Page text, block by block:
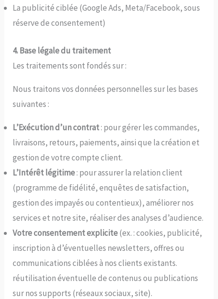
La publicité ciblée (Google Ads, Meta/Facebook, sous
réserve de consentement)
4. Base légale du traitement
Les traitements sont fondés sur :
Nous traitons vos données personnelles sur les bases
suivantes :
L’Exécution d’un contrat: pour gérer les commandes,
livraisons, retours, paiements, ainsi que la création et
gestion de votre compte client.
L’Intérêt légitime: pour assurer la relation client
(programme de fidélité, enquêtes de satisfaction,
gestion des impayés ou contentieux), améliorer nos
services et notre site, réaliser des analyses d’audience.
Votre consentement explicite(ex. : cookies, publicité,
inscription à d’éventuelles newsletters, offres ou
communications ciblées à nos clients existants.
réutilisation éventuelle de contenus ou publications
sur nos supports (réseaux sociaux, site).